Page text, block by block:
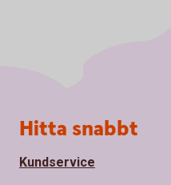
Sidfot
Hitta snabbt
Kundservice